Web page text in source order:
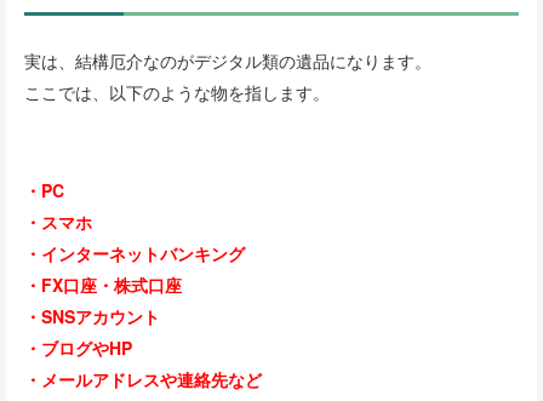
実は、結構厄介なのがデジタル類の遺品になります。
ここでは、以下のような物を指します。
・PC
・スマホ
・インターネットバンキング
・FX口座・株式口座
・SNSアカウント
・ブログやHP
・メールアドレスや連絡先など